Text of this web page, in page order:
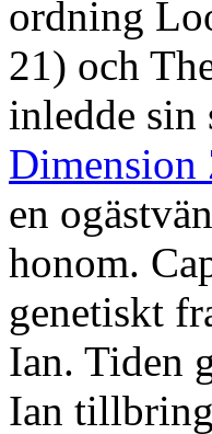
ordning
21) och
inledde
Dimension
en
honom.
genetiskt
Ian. Tiden
Ian